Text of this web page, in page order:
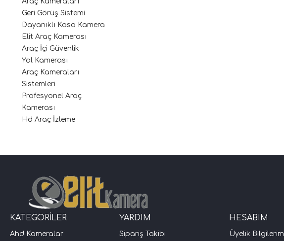
Geri Görüş Sistemi
Dayanıklı Kasa Kamera
Elit Araç Kamerası
Araç İçi Güvenlik
Yol Kamerası
Araç Kameraları
Sistemleri
Profesyonel Araç
Kamerası
Hd Araç İzleme
KATEGORİLER
Ahd Kameralar
YARDIM
Sipariş Takibi
HESABIM
Üyelik Bilgilerim